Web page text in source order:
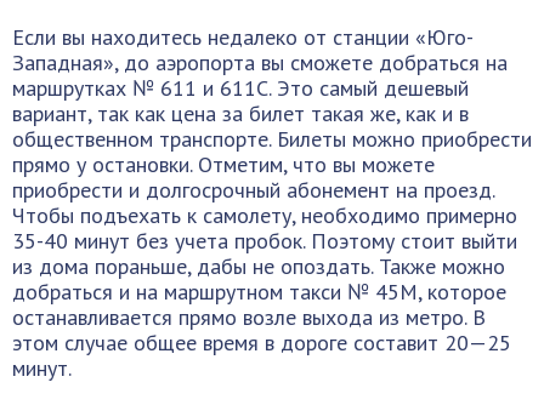
Если вы находитесь недалеко от станции «Юго-
Западная», до аэропорта вы сможете добраться на
маршрутках № 611 и 611С. Это самый дешевый
вариант, так как цена за билет такая же, как и в
общественном транспорте. Билеты можно приобрести
прямо у остановки. Отметим, что вы можете
приобрести и долгосрочный абонемент на проезд.
Чтобы подъехать к самолету, необходимо примерно
35-40 минут без учета пробок. Поэтому стоит выйти
из дома пораньше, дабы не опоздать. Также можно
добраться и на маршрутном такси № 45М, которое
останавливается прямо возле выхода из метро. В
этом случае общее время в дороге составит 20—25
минут.